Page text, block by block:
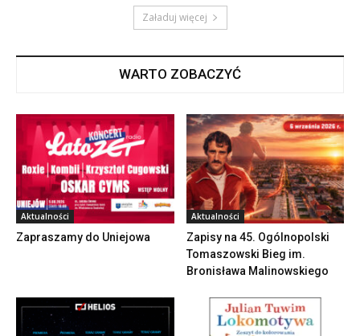
Załaduj więcej
WARTO ZOBACZYĆ
Aktualności
Zapraszamy do Uniejowa
Aktualności
Zapisy na 45. Ogólnopolski
Tomaszowski Bieg im.
Bronisława Malinowskiego